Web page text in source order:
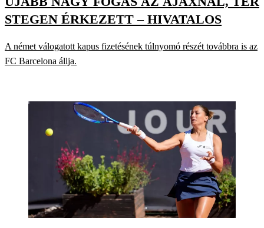
STEGEN ÉRKEZETT – HIVATALOS
A német válogatott kapus fizetésének túlnyomó részét továbbra is az
FC Barcelona állja.